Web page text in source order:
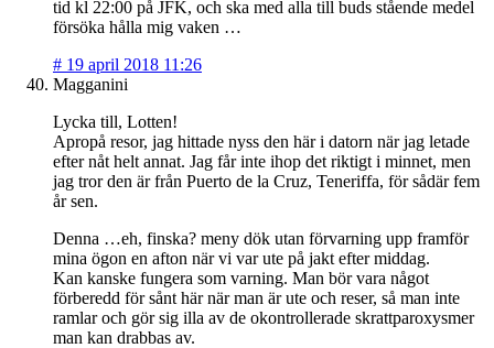
tid kl 22:00 på JFK, och ska med alla till buds stående medel
försöka hålla mig vaken …
# 19 april 2018 11:26
Magganini
Lycka till, Lotten!
Apropå resor, jag hittade nyss den här i datorn när jag letade
efter nåt helt annat. Jag får inte ihop det riktigt i minnet, men
jag tror den är från Puerto de la Cruz, Teneriffa, för sådär fem
år sen.
Denna …eh, finska? meny dök utan förvarning upp framför
mina ögon en afton när vi var ute på jakt efter middag.
Kan kanske fungera som varning. Man bör vara något
förberedd för sånt här när man är ute och reser, så man inte
ramlar och gör sig illa av de okontrollerade skrattparoxysmer
man kan drabbas av.